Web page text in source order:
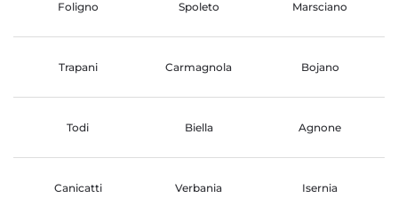
Foligno Spoleto Marsciano
Trapani Carmagnola Bojano
Todi Biella Agnone
Canicatti Verbania Isernia